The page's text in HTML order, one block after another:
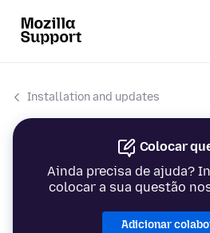
Installation and updates
Colocar
Ainda precisa de ajuda?
colocar a sua questão
Adicionar